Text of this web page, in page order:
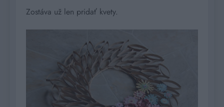
Zostáva už len pridať kvety.